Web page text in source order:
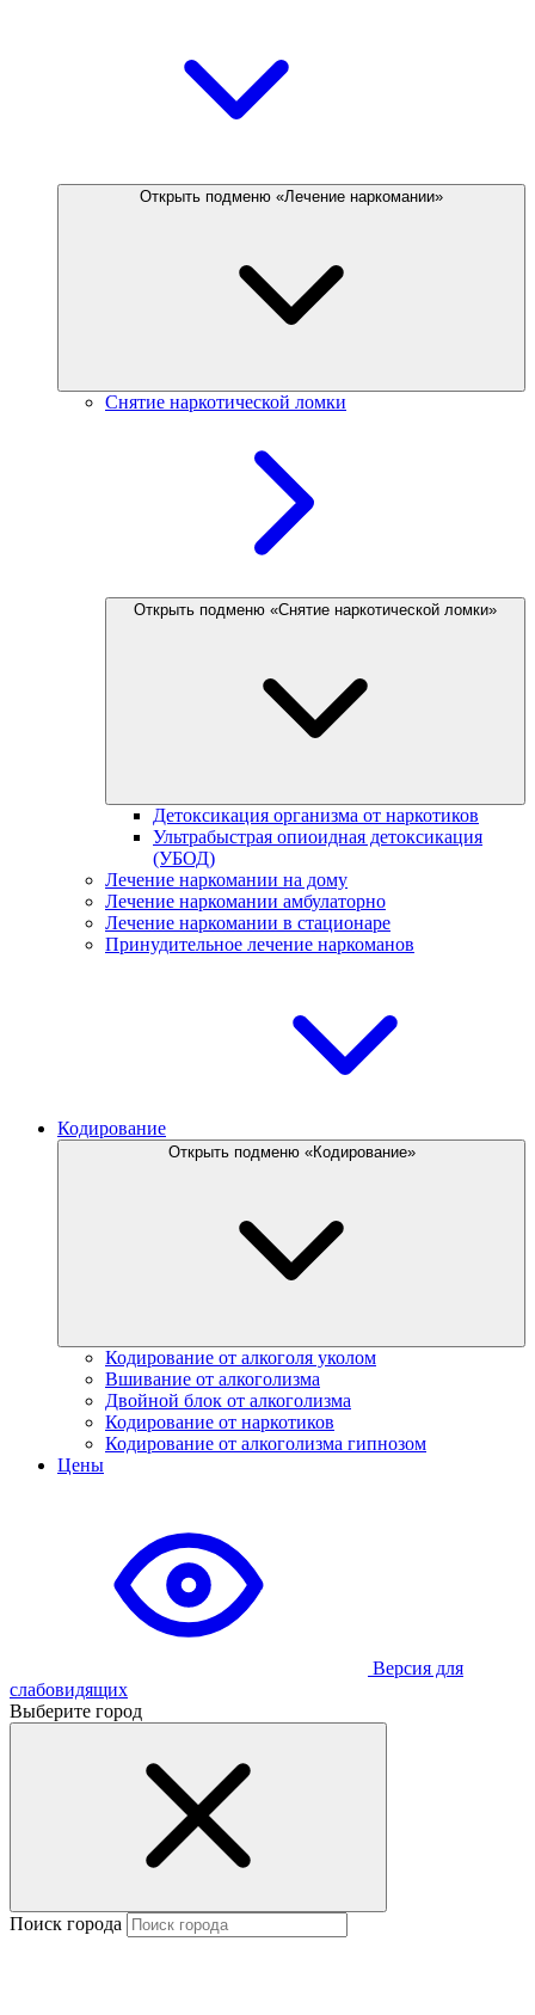
Открыть подменю «Лечение наркомании»
Снятие наркотической ломки
Открыть подменю «Снятие наркотической ломки»
Детоксикация организма от наркотиков
Ультрабыстрая опиоидная детоксикация
(УБОД)
Лечение наркомании на дому
Лечение наркомании амбулаторно
Лечение наркомании в стационаре
Принудительное лечение наркоманов
Кодирование
Открыть подменю «Кодирование»
Кодирование от алкоголя уколом
Вшивание от алкоголизма
Двойной блок от алкоголизма
Кодирование от наркотиков
Кодирование от алкоголизма гипнозом
Цены
Версия для
слабовидящих
Выберите город
Поиск города